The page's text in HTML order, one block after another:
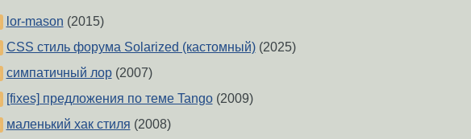
lor-mason (2015)
CSS cтиль форума Solarized (кастомный)(2025)
симпатичный лор(2007)
[fixes] предложения по теме Tango(2009)
маленький хак стиля (2008)